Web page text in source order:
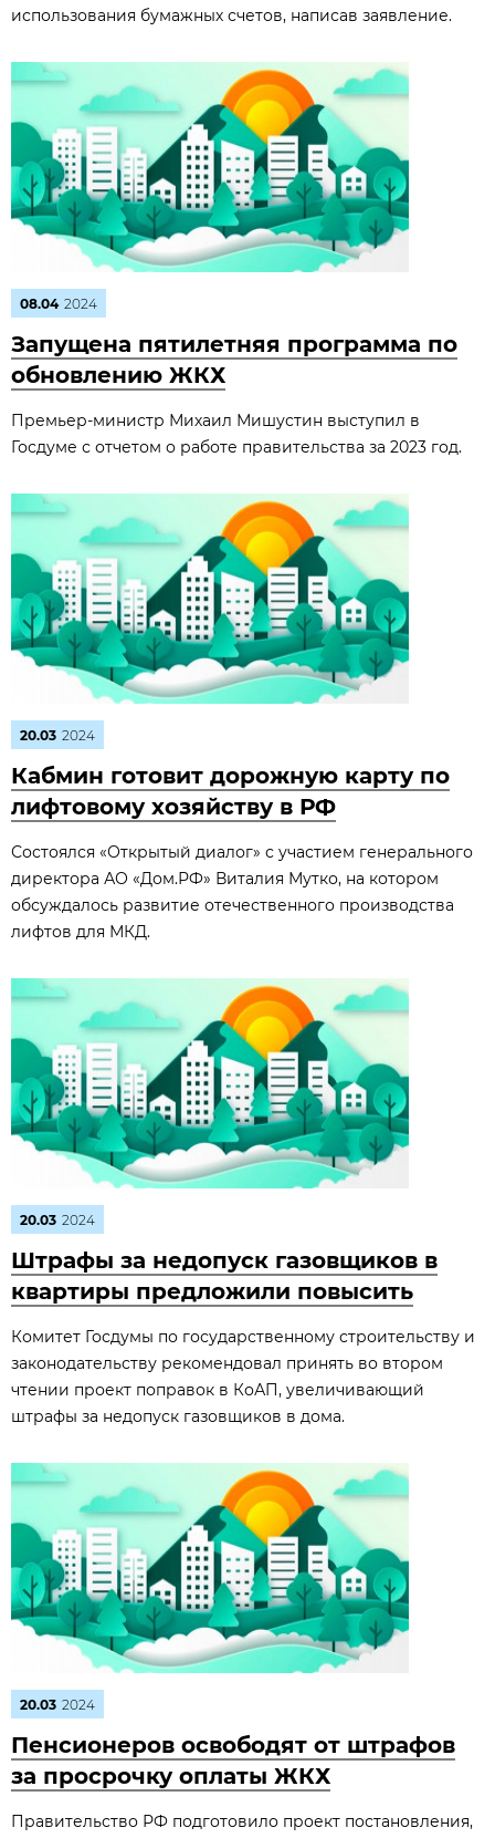
использования бумажных счетов, написав заявление.
08.04 2024
Запущена пятилетняя программа по
обновлению ЖКХ
Премьер-министр Михаил Мишустин выступил в
Госдуме с отчетом о работе правительства за 2023 год.
20.03 2024
Кабмин готовит дорожную карту по
лифтовому хозяйству в РФ
Состоялся «Открытый диалог» с участием генерального
директора АО «Дом.РФ» Виталия Мутко, на котором
обсуждалось развитие отечественного производства
лифтов для МКД.
20.03 2024
Штрафы за недопуск газовщиков в
квартиры предложили повысить
Комитет Госдумы по государственному строительству и
законодательству рекомендовал принять во втором
чтении проект поправок в КоАП, увеличивающий
штрафы за недопуск газовщиков в дома.
20.03 2024
Пенсионеров освободят от штрафов
за просрочку оплаты ЖКХ
Правительство РФ подготовило проект постановления,